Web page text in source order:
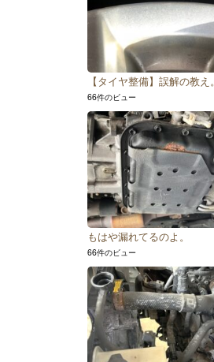
【タイヤ整備】誤解の教え。
66件のビュー
もはや漏れてるのよ。
66件のビュー